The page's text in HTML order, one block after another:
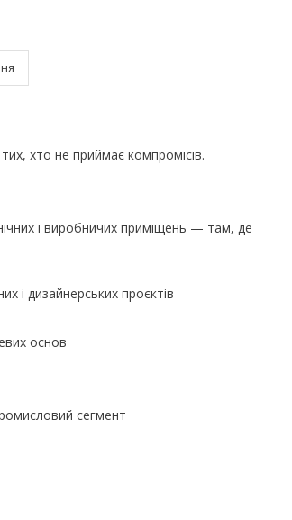
хто не приймає компромісів.
і виробничих приміщень — там, де
і дизайнерських проєктів
основ
сегмент